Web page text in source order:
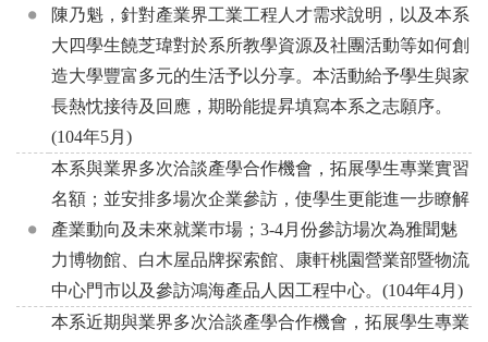
陳乃魁，針對產業界工業工程人才需求說明，以及本系
大四學生饒芝瑋對於系所教學資源及社團活動等如何創
造大學豐富多元的生活予以分享。本活動給予學生與家
長熱忱接待及回應，期盼能提昇填寫本系之志願序。
(104年5月)
本系與業界多次洽談產學合作機會，拓展學生專業實習
名額；並安排多場次企業參訪，使學生更能進一步瞭解
產業動向及未來就業巿場；3-4月份參訪場次為雅聞魅
力博物館、白木屋品牌探索館、康軒桃園營業部暨物流
中心門市以及參訪鴻海產品人因工程中心。(104年4月)
本系近期與業界多次洽談產學合作機會，拓展學生專業